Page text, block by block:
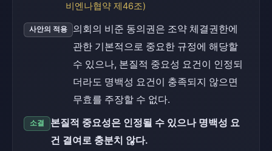
비엔나협약 제46조)
사안의 적용
의회의 비준 동의권은 조약 체결권한에
관한 기본적으로 중요한 규정에 해당할
수 있으나, 본질적 중요성 요건이 인정되
더라도 명백성 요건이 충족되지 않으면
무효를 주장할 수 없다.
소결
본질적 중요성은 인정될 수 있으나 명백성 요
건 결여로 충분치 않다.